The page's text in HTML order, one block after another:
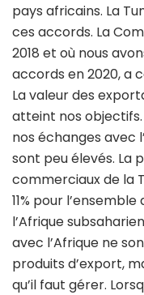
pays africains. La
ces accords. La
2018 et où nous
accords en 2020, a
La valeur des
atteint nos
nos échanges avec
sont peu élevés. La
commerciaux de la
11% pour
l’Afrique
avec l’Afrique ne
produits d’export,
qu’il faut gérer.